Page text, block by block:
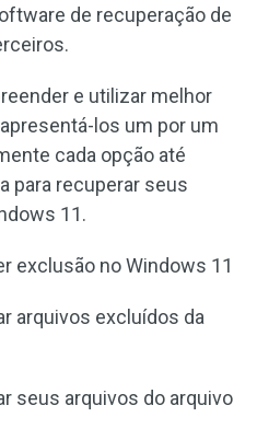
de recuperação de
e utilizar melhor
los um por um
cada opção até
para recuperar seus
11.
exclusão no Windows 11
arquivos excluídos da
seus arquivos do arquivo